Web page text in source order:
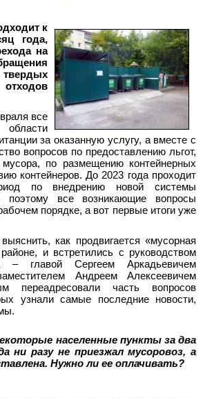
к
года,
на
твердых
все
области
за оказанную услугу, а вместе с
вопросов по предоставлению льгот,
по размещению контейнерных
контейнеров. До 2023 года проходит
по внедрению новой системы
все возникающие вопросы
порядке, а вот первые итоги уже
как продвигается «мусорная
и встретились с руководством
– главой Сергеем Аркадьевичем
Андреем Алексеевичем
переадресовали часть вопросов
узнали самые последние новости,
населенные пункты за два
ни разу не приезжал мусоровоз, а
Нужно ли ее оплачивать?